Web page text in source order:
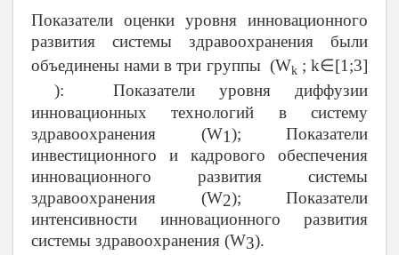
Показатели оценки уровня инновационного
развития системы здравоохранения были
объединены нами в три группы (Wk; k∈[1;3]
):
Показатели уровня диффузии
инновационных технологий в систему
здравоохранения (W1); Показатели
инвестиционного и кадрового обеспечения
инновационного развития системы
здравоохранения (W2); Показатели
интенсивности инновационного развития
системы здравоохранения (W3).